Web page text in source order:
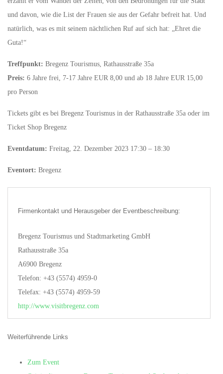
und davon, wie die List der Frauen sie aus der Gefahr befreit hat. Und
natürlich, was es mit seinem nächtlichen Ruf auf sich hat: „Ehret die
Guta!“
Treffpunkt: Bregenz Tourismus, Rathausstraße 35a
Preis: 6 Jahre frei, 7-17 Jahre EUR 8,00 und ab 18 Jahre EUR 15,00
pro Person
Tickets gibt es bei Bregenz Tourismus in der Rathausstraße 35a oder im
Ticket Shop Bregenz
Eventdatum: Freitag, 22. Dezember 2023 17:30 – 18:30
Eventort: Bregenz
Firmenkontakt und Herausgeber der Eventbeschreibung:
Bregenz Tourismus und Stadtmarketing GmbH
Rathausstraße 35a
A6900 Bregenz
Telefon: +43 (5574) 4959-0
Telefax: +43 (5574) 4959-59
http://www.visitbregenz.com
Weiterführende Links
Zum Event